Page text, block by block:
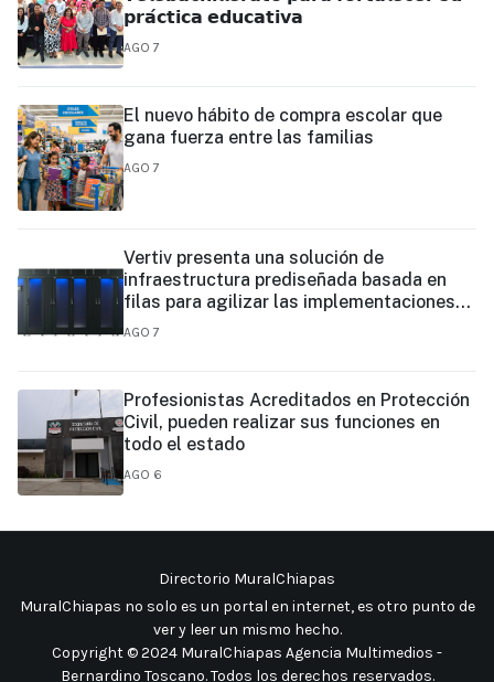
𝗽𝗿𝗮́𝗰𝘁𝗶𝗰𝗮 𝗲𝗱𝘂𝗰𝗮𝘁𝗶𝘃𝗮
AGO 7
El nuevo hábito de compra escolar que
gana fuerza entre las familias
AGO 7
Vertiv presenta una solución de
infraestructura prediseñada basada en
filas para agilizar las implementaciones
de centros de datos en el borde y de IA en
AGO 7
Profesionistas Acreditados en Protección
Civil, pueden realizar sus funciones en
todo el estado
AGO 6
Directorio MuralChiapas
MuralChiapas no solo es un portal en internet, es otro punto de
ver y leer un mismo hecho.
Copyright © 2024 MuralChiapas Agencia Multimedios -
Bernardino Toscano. Todos los derechos reservados.